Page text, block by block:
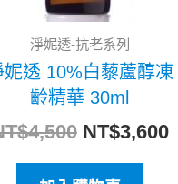
淨妮透-抗老系列
妮透 10%白藜蘆醇凍
齡精華 30ml
4,500 NT$3,600